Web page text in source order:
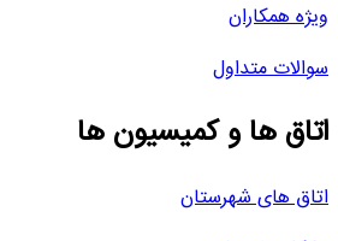
ویژه همکاران
سوالات متداول
اتاق ها و کمیسیون ها
اتاق های شهرستان